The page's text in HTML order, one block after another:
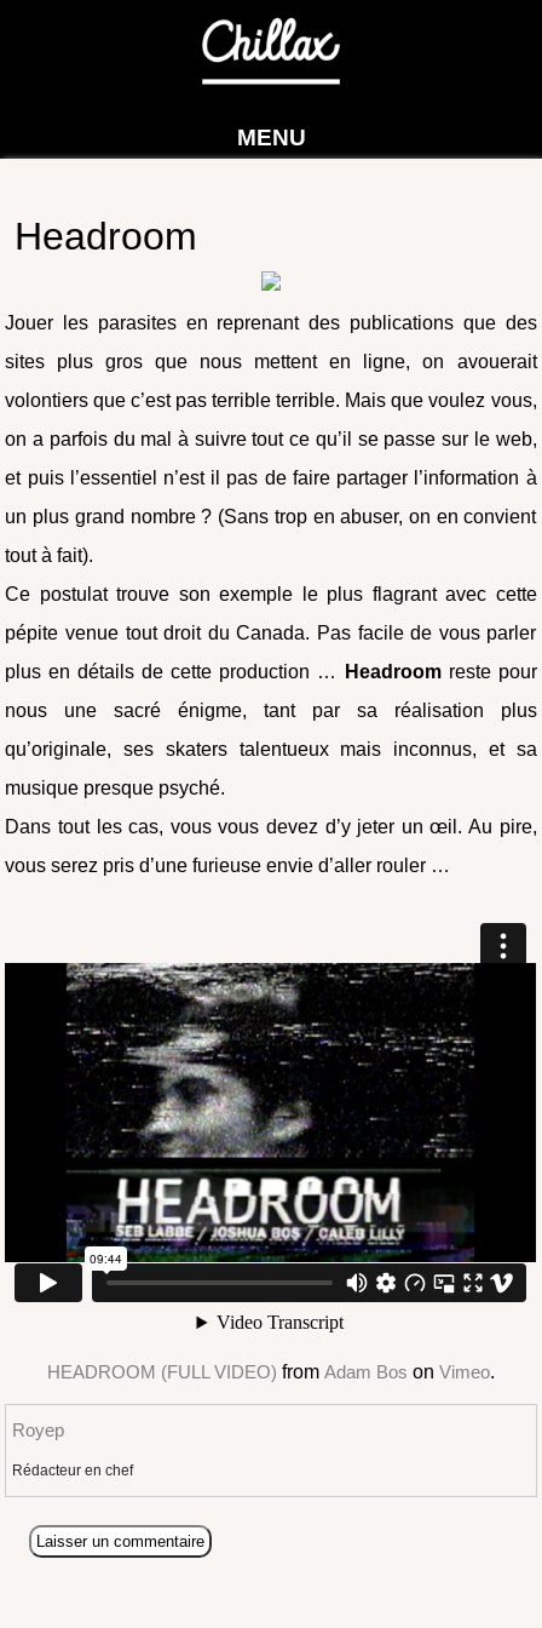
MENU
Headroom
Jouer les parasites en reprenant des publications que des
sites plus gros que nous mettent en ligne, on avouerait
volontiers que c’est pas terrible terrible. Mais que voulez vous,
on a parfois du mal à suivre tout ce qu’il se passe sur le web,
et puis l’essentiel n’est il pas de faire partager l’information à
un plus grand nombre ? (Sans trop en abuser, on en convient
tout à fait).
Ce postulat trouve son exemple le plus flagrant avec cette
pépite venue tout droit du Canada. Pas facile de vous parler
plus en détails de cette production …
Headroom reste pour
nous une sacré énigme, tant par sa réalisation plus
qu’originale, ses skaters talentueux mais inconnus, et sa
musique presque psyché.
Dans tout les cas, vous vous devez d’y jeter un œil. Au pire,
vous serez pris d’une furieuse envie d’aller rouler …
HEADROOM (FULL VIDEO) from Adam Bos on Vimeo.
Royep
Rédacteur en chef